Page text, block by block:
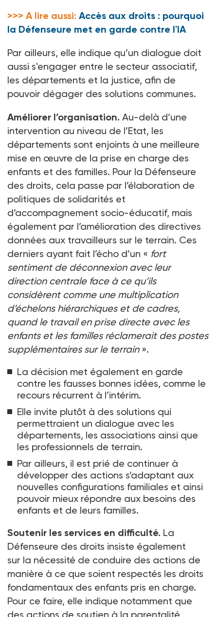
>>> A lire aussi: Accès aux droits : pourquoi
la Défenseure met en garde contre l'IA
Par ailleurs, elle indique qu’un dialogue doit
aussi s'engager entre le secteur associatif,
les départements et la justice, afin de
pouvoir dégager des solutions communes.
Améliorer l’organisation. Au-delà d’une
intervention au niveau de l’Etat, les
départements sont enjoints à une meilleure
mise en œuvre de la prise en charge des
enfants et des familles. Pour la Défenseure
des droits, cela passe par l’élaboration de
politiques de solidarités et
d’accompagnement socio-éducatif, mais
également par l’amélioration des directives
données aux travailleurs sur le terrain. Ces
derniers ayant fait l’écho d’un « fort
sentiment de déconnexion avec leur
direction centrale face à ce qu’ils
considèrent comme une multiplication
d’échelons hiérarchiques et de cadres,
quand le travail en prise directe avec les
enfants et les familles réclamerait des postes
supplémentaires sur le terrain ».
La décision met également en garde
contre les fausses bonnes idées, comme le
recours récurrent à l’intérim.
Elle invite plutôt à des solutions qui
permettraient un dialogue avec les
départements, les associations ainsi que
les professionnels de terrain.
Par ailleurs, il est prié de continuer à
développer des actions s’adaptant aux
nouvelles configurations familiales et ainsi
pouvoir mieux répondre aux besoins des
enfants et de leurs familles.
Soutenir les services en difficulté. La
Défenseure des droits insiste également
sur la nécessité de conduire des actions de
manière à ce que soient respectés les droits
fondamentaux des enfants pris en charge.
Pour ce faire, elle indique notamment que
des actions de soutien à la parentalité